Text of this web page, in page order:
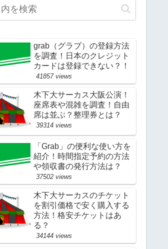
grab（グラブ）の登録方法
を調査！日本のクレジット
カードは登録できない？！
41857 views
木下大サーカス大阪公演！
座席表や混雑を調査！自由
席は並ぶ？整理券とは？
39314 views
「Grab」の便利な使い方を
紹介！時間指定予約の方法
や領収書の発行方法は？
37502 views
木下大サーカスのチケット
を割引価格で安く購入する
方法！格安チケットはあ
る？
34144 views